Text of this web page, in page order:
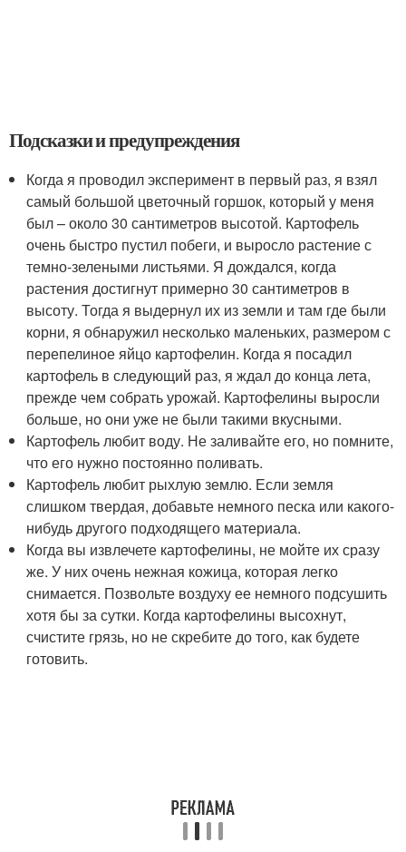
Подсказки и предупреждения
Когда я проводил эксперимент в первый раз, я взял
самый большой цветочный горшок, который у меня
был – около 30 сантиметров высотой. Картофель
очень быстро пустил побеги, и выросло растение с
темно-зелеными листьями. Я дождался, когда
растения достигнут примерно 30 сантиметров в
высоту. Тогда я выдернул их из земли и там где были
корни, я обнаружил несколько маленьких, размером с
перепелиное яйцо картофелин. Когда я посадил
картофель в следующий раз, я ждал до конца лета,
прежде чем собрать урожай. Картофелины выросли
больше, но они уже не были такими вкусными.
Картофель любит воду. Не заливайте его, но помните,
что его нужно постоянно поливать.
Картофель любит рыхлую землю. Если земля
слишком твердая, добавьте немного песка или какого-
нибудь другого подходящего материала.
Когда вы извлечете картофелины, не мойте их сразу
же. У них очень нежная кожица, которая легко
снимается. Позвольте воздуху ее немного подсушить
хотя бы за сутки. Когда картофелины высохнут,
счистите грязь, но не скребите до того, как будете
готовить.